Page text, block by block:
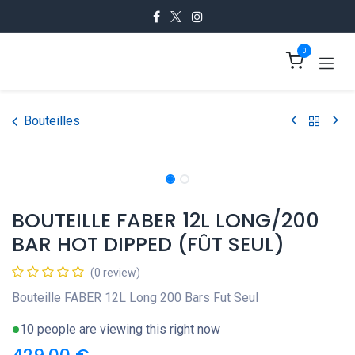
0
Bouteilles
BOUTEILLE FABER 12L LONG/200
BAR HOT DIPPED (FÛT SEUL)
(0 review)
Bouteille FABER 12L Long 200 Bars Fut Seul
10 people are viewing this right now